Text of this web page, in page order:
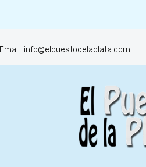
Email: info@elpuestodelaplata.com